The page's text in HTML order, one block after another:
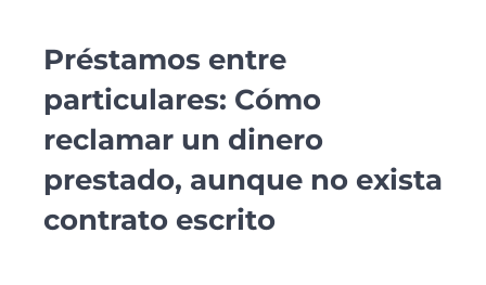
Préstamos entre
particulares: Cómo
reclamar un dinero
prestado, aunque no exista
contrato escrito